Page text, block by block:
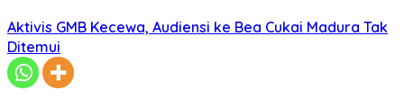
Aktivis GMB Kecewa, Audiensi ke Bea Cukai Madura Tak
Ditemui